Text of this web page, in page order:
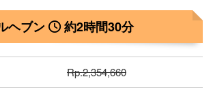
ヘブン 約2時間30分
Rp.2,354,660